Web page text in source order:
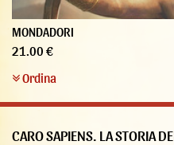
MONDADORI
21.00 €
Ordina
CARO SAPIENS. LA STORIA